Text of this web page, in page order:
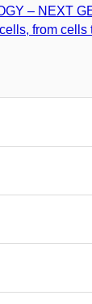
– NEXT
from cells